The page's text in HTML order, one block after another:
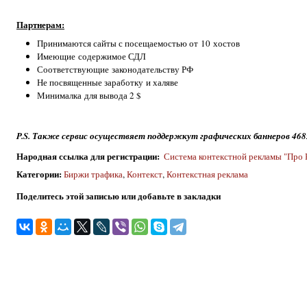
Партнерам:
Принимаются сайты с посещаемостью от 10 хостов
Имеющие содержимое СДЛ
Соответствующие законодательству РФ
Не посвященные заработку и халяве
Минималка для вывода 2 $
P.S. Также сервис осуществяет поддержкут графических баннеров
Народная ссылка для регистрации: Система контекстной рекламы "Про
Категории:Биржи трафика,Контекст,Контекстная реклама
Поделитесь этой записью или добавьте в закладки